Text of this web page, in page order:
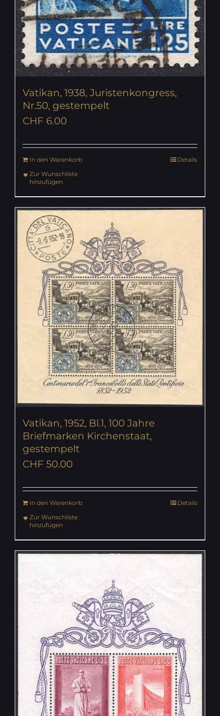
Vatikan, 1938, Juristenkongress,
Nr.50, gestempelt
CHF 6.00
In den Warenkorb
Details
Zur Wunschliste
hinzufügen
Vatikan, 1952, Bl.1, 100 Jahre
Briefmarken Kirchenstaat,
gestempelt
CHF 50.00
In den Warenkorb
Details
Zur Wunschliste
hinzufügen